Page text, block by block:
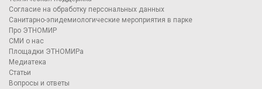
Согласие на обработку персональных данных
Санитарно-эпидемиологические мероприятия в парке
Про ЭТНОМИР
СМИ о нас
Площадки ЭТНОМИРа
Медиатека
Статьи
Вопросы и ответы